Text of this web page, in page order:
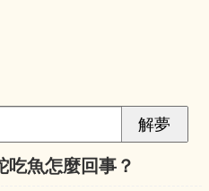
吃魚怎麼回事？